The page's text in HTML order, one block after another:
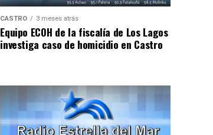
CASTRO 3 meses atrás
Equipo ECOH de la fiscalía de Los Lagos
investiga caso de homicidio en Castro